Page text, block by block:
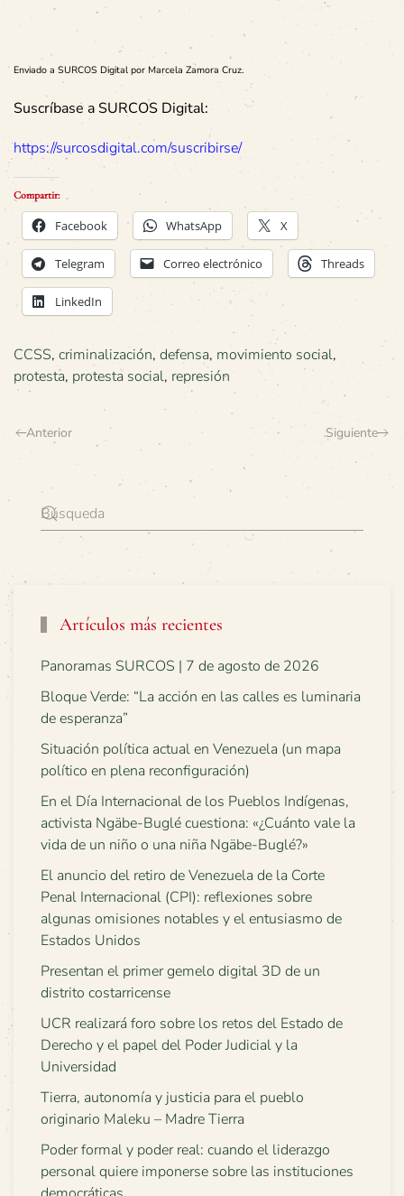
Enviado a SURCOS Digital por Marcela Zamora Cruz.
Suscríbase a SURCOS Digital:
https://surcosdigital.com/suscribirse/
Compartir:
Facebook WhatsApp X
Telegram Correo electrónico Threads
LinkedIn
CCSS, criminalización, defensa, movimiento social,
protesta, protesta social, represión
Anterior Siguiente
Artículos más recientes
Panoramas SURCOS | 7 de agosto de 2026
Bloque Verde: “La acción en las calles es luminaria
de esperanza”
Situación política actual en Venezuela (un mapa
político en plena reconfiguración)
En el Día Internacional de los Pueblos Indígenas,
activista Ngäbe-Buglé cuestiona: «¿Cuánto vale la
vida de un niño o una niña Ngäbe-Buglé?»
El anuncio del retiro de Venezuela de la Corte
Penal Internacional (CPI): reflexiones sobre
algunas omisiones notables y el entusiasmo de
Estados Unidos
Presentan el primer gemelo digital 3D de un
distrito costarricense
UCR realizará foro sobre los retos del Estado de
Derecho y el papel del Poder Judicial y la
Universidad
Tierra, autonomía y justicia para el pueblo
originario Maleku – Madre Tierra
Poder formal y poder real: cuando el liderazgo
personal quiere imponerse sobre las instituciones